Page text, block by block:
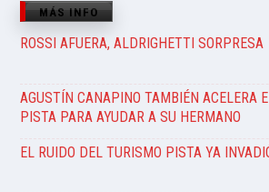
MÁS INFO
ROSSI AFUERA, ALDRIGHETTI SORPRESA
AGUSTÍN CANAPINO TAMBIÉN ACELERA
PISTA PARA AYUDAR A SU HERMANO
EL RUIDO DEL TURISMO PISTA YA